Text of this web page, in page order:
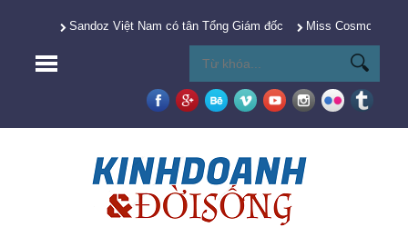
Sandoz Việt Nam có tân Tổng Giám đốc Miss Cosmo 2025